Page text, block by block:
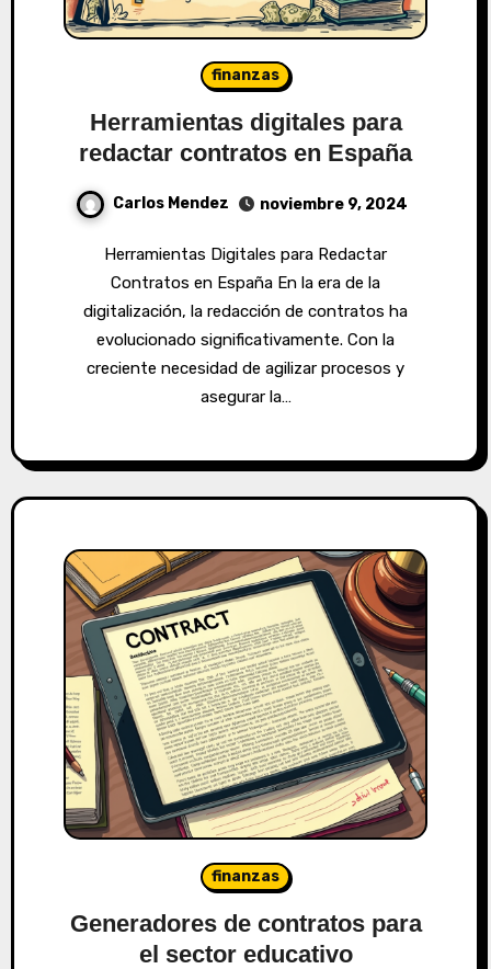
finanzas
Herramientas digitales para
redactar contratos en España
Carlos Mendez noviembre 9, 2024
Herramientas Digitales para Redactar
Contratos en España En la era de la
digitalización, la redacción de contratos ha
evolucionado significativamente. Con la
creciente necesidad de agilizar procesos y
asegurar la…
finanzas
Generadores de contratos para
el sector educativo